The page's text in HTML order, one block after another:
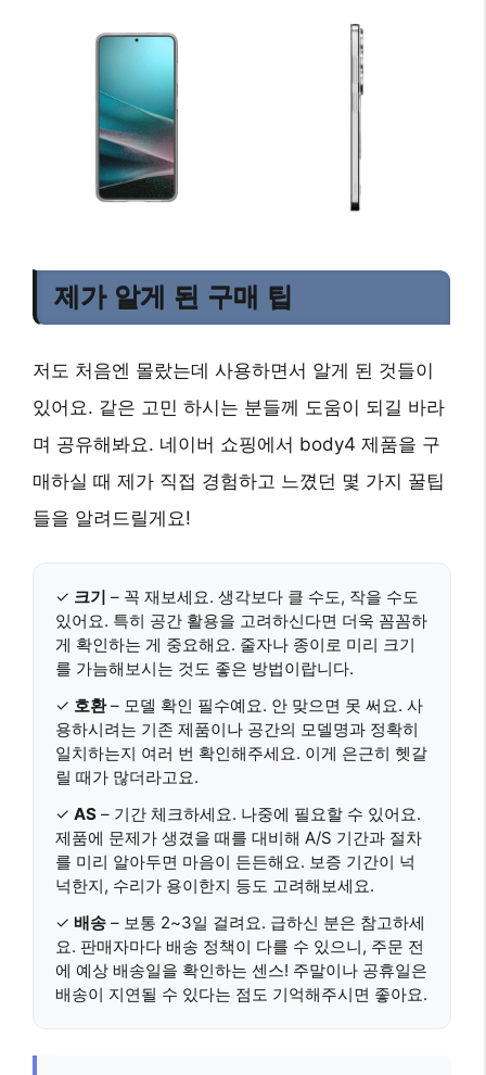
제가 알게 된 구매 팁
저도 처음엔 몰랐는데 사용하면서 알게 된 것들이
있어요. 같은 고민 하시는 분들께 도움이 되길 바라
며 공유해봐요. 네이버 쇼핑에서 body4 제품을 구
매하실 때 제가 직접 경험하고 느꼈던 몇 가지 꿀팁
들을 알려드릴게요!
✓ 크기 – 꼭 재보세요. 생각보다 클 수도, 작을 수도
있어요. 특히 공간 활용을 고려하신다면 더욱 꼼꼼하
게 확인하는 게 중요해요. 줄자나 종이로 미리 크기
를 가늠해보시는 것도 좋은 방법이랍니다.
✓ 호환– 모델 확인 필수예요. 안 맞으면 못 써요. 사
용하시려는 기존 제품이나 공간의 모델명과 정확히
일치하는지 여러 번 확인해주세요. 이게 은근히 헷갈
릴 때가 많더라고요.
✓ AS – 기간 체크하세요. 나중에 필요할 수 있어요.
제품에 문제가 생겼을 때를 대비해 A/S 기간과 절차
를 미리 알아두면 마음이 든든해요. 보증 기간이 넉
넉한지, 수리가 용이한지 등도 고려해보세요.
✓ 배송 – 보통 2~3일 걸려요. 급하신 분은 참고하세
요. 판매자마다 배송 정책이 다를 수 있으니, 주문 전
에 예상 배송일을 확인하는 센스! 주말이나 공휴일은
배송이 지연될 수 있다는 점도 기억해주시면 좋아요.